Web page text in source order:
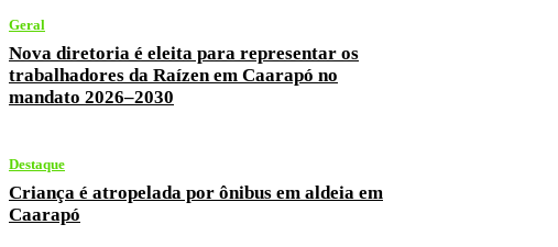
Geral
Nova diretoria é eleita para representar os
trabalhadores da Raízen em Caarapó no
mandato 2026–2030
Destaque
Criança é atropelada por ônibus em aldeia em
Caarapó